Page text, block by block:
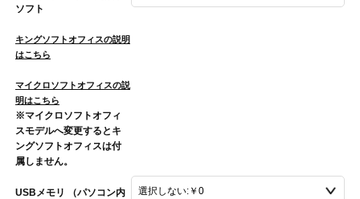
ソフト
キングソフトオフィスの説明
はこちら
マイクロソフトオフィスの説
明はこちら
※マイクロソフトオフィ
スモデルへ変更するとキ
ングソフトオフィスは付
属しません。
USBメモリ （パソコン内